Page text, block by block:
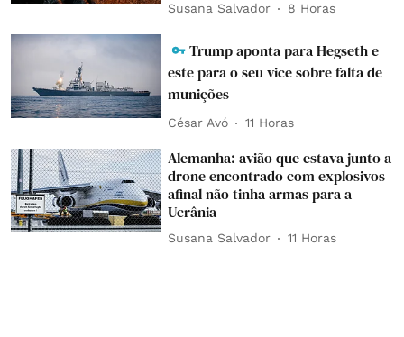
Susana Salvador 8 Horas
Trump aponta para Hegseth e
este para o seu vice sobre falta de
munições
César Avó 11 Horas
Alemanha: avião que estava junto a
drone encontrado com explosivos
afinal não tinha armas para a
Ucrânia
Susana Salvador 11 Horas